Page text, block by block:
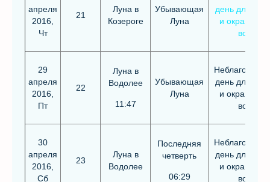
апреля
2016,
Чт
21
Луна в
Козероге
Убывающая
Луна
день для
и
волос
29
апреля
2016,
Пт
22
Луна в
Водолее
11:47
Убывающая
Луна
день для
и
волос
30
апреля
2016,
Сб
23
Луна в
Водолее
Последняя
четверть
06:29
день для
и
волос